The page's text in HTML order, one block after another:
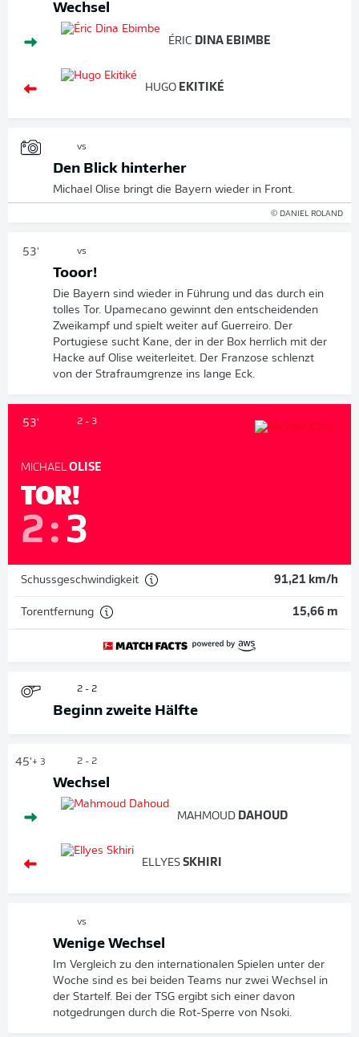
Wechsel
ÉRIC DINA EBIMBE
HUGO EKITIKÉ
vs
Den Blick hinterher
Michael Olise bringt die Bayern wieder in Front.
© DANIEL ROLAND
53' vs
Tooor!
Die Bayern sind wieder in Führung und das durch ein
tolles Tor. Upamecano gewinnt den entscheidenden
Zweikampf und spielt weiter auf Guerreiro. Der
Portugiese sucht Kane, der in der Box herrlich mit der
Hacke auf Olise weiterleitet. Der Franzose schlenzt
von der Strafraumgrenze ins lange Eck.
53' 2 - 3
MICHAEL OLISE
TOR!
2: 3
Schussgeschwindigkeit 91,21 km/h
Torentfernung 15,66 m
2 - 2
Beginn zweite Hälfte
45'+ 3 2 - 2
Wechsel
MAHMOUD DAHOUD
ELLYES SKHIRI
vs
Wenige Wechsel
Im Vergleich zu den internationalen Spielen unter der
Woche sind es bei beiden Teams nur zwei Wechsel in
der Startelf. Bei der TSG ergibt sich einer davon
notgedrungen durch die Rot-Sperre von Nsoki.